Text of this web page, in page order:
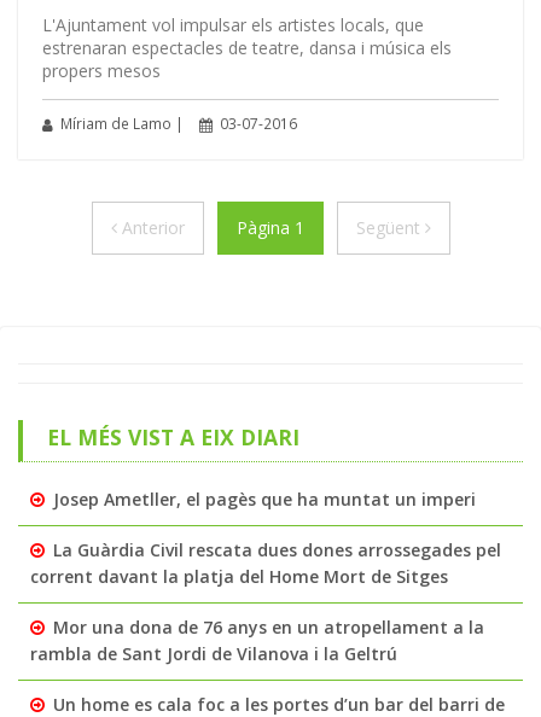
L'Ajuntament vol impulsar els artistes locals, que
estrenaran espectacles de teatre, dansa i música els
propers mesos
Míriam de Lamo | 03-07-2016
AnteriorAnteriorPàgina 1 Següent Següent
EL MÉS VIST A EIX DIARI
Josep Ametller, el pagès que ha muntat un imperi
La Guàrdia Civil rescata dues dones arrossegades pel
corrent davant la platja del Home Mort de Sitges
Mor una dona de 76 anys en un atropellament a la
rambla de Sant Jordi de Vilanova i la Geltrú
Un home es cala foc a les portes d’un bar del barri de